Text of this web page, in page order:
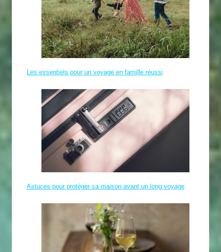
Les essentiels pour un voyage en famille réussi
Astuces pour protéger sa maison avant un long voyage